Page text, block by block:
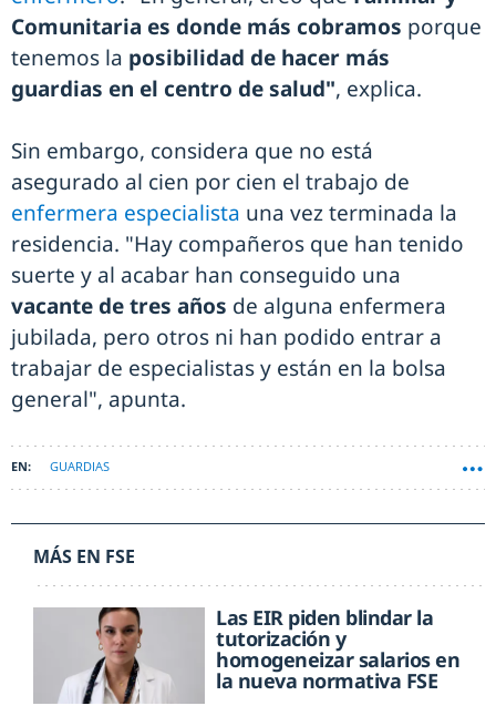
Comunitaria es donde más cobramos porque
tenemos la posibilidad de hacer más
guardias en el centro de salud", explica.
Sin embargo, considera que no está
asegurado al cien por cien el trabajo de
enfermera especialista una vez terminada la
residencia. "Hay compañeros que han tenido
suerte y al acabar han conseguido una
vacante de tres años de alguna enfermera
jubilada, pero otros ni han podido entrar a
trabajar de especialistas y están en la bolsa
general", apunta.
GUARDIAS
MÁS EN FSE
Las EIR piden blindar la
tutorización y
homogeneizar salarios en
la nueva normativa FSE